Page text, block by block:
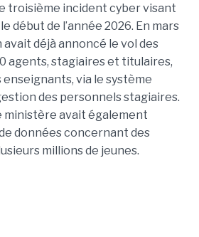
troisième incident cyber visant
début de l’année 2026. En mars
déjà annoncé le vol des
agents, stagiaires et titulaires,
via le système
des personnels stagiaires.
ministère avait également
données concernant des
millions de jeunes.